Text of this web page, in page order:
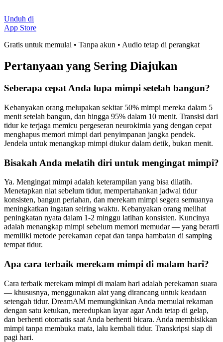
Unduh di
App Store
Gratis untuk memulai • Tanpa akun • Audio tetap di perangkat
Pertanyaan yang Sering Diajukan
Seberapa cepat Anda lupa mimpi setelah bangun?
Kebanyakan orang melupakan sekitar 50% mimpi mereka dalam 5
menit setelah bangun, dan hingga 95% dalam 10 menit. Transisi dari
tidur ke terjaga memicu pergeseran neurokimia yang dengan cepat
menghapus memori mimpi dari penyimpanan jangka pendek.
Jendela untuk menangkap mimpi diukur dalam detik, bukan menit.
Bisakah Anda melatih diri untuk mengingat mimpi?
Ya. Mengingat mimpi adalah keterampilan yang bisa dilatih.
Menetapkan niat sebelum tidur, mempertahankan jadwal tidur
konsisten, bangun perlahan, dan merekam mimpi segera semuanya
meningkatkan ingatan seiring waktu. Kebanyakan orang melihat
peningkatan nyata dalam 1-2 minggu latihan konsisten. Kuncinya
adalah menangkap mimpi sebelum memori memudar — yang berarti
memiliki metode perekaman cepat dan tanpa hambatan di samping
tempat tidur.
Apa cara terbaik merekam mimpi di malam hari?
Cara terbaik merekam mimpi di malam hari adalah perekaman suara
— khususnya, menggunakan alat yang dirancang untuk keadaan
setengah tidur. DreamAM memungkinkan Anda memulai rekaman
dengan satu ketukan, meredupkan layar agar Anda tetap di gelap,
dan berhenti otomatis saat Anda berhenti bicara. Anda membisikkan
mimpi tanpa membuka mata, lalu kembali tidur. Transkripsi siap di
pagi hari.